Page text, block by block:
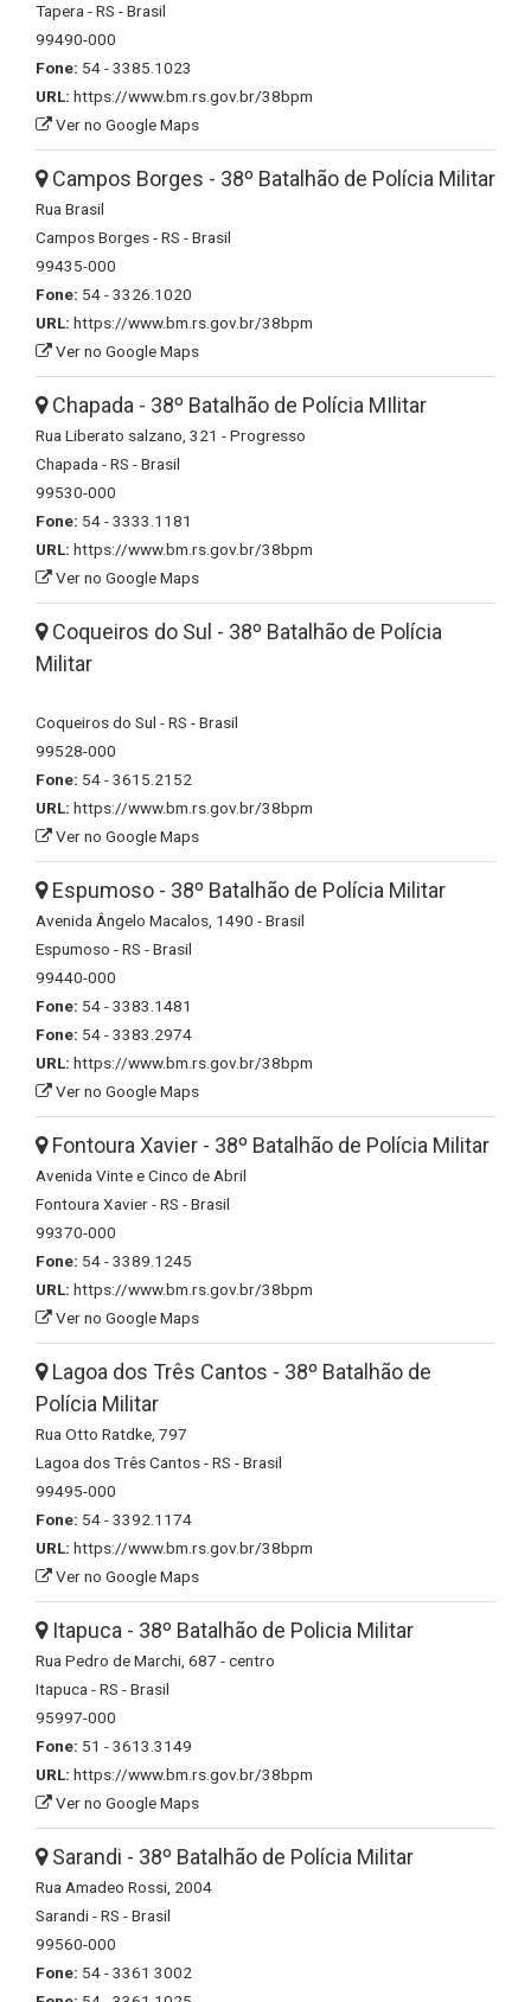
Tapera - RS - Brasil
99490-000
Fone: 54 - 3385.1023
URL: https://www.bm.rs.gov.br/38bpm
Ver no Google Maps
Campos Borges - 38º Batalhão de Polícia Militar
Rua Brasil
Campos Borges - RS - Brasil
99435-000
Fone: 54 - 3326.1020
URL: https://www.bm.rs.gov.br/38bpm
Ver no Google Maps
Chapada - 38º Batalhão de Polícia MIlitar
Rua Liberato salzano, 321 - Progresso
Chapada - RS - Brasil
99530-000
Fone: 54 - 3333.1181
URL: https://www.bm.rs.gov.br/38bpm
Ver no Google Maps
Coqueiros do Sul - 38º Batalhão de Polícia
Militar
Coqueiros do Sul - RS - Brasil
99528-000
Fone: 54 - 3615.2152
URL: https://www.bm.rs.gov.br/38bpm
Ver no Google Maps
Espumoso - 38º Batalhão de Polícia Militar
Avenida Ângelo Macalos, 1490 - Brasil
Espumoso - RS - Brasil
99440-000
Fone: 54 - 3383.1481
Fone: 54 - 3383.2974
URL: https://www.bm.rs.gov.br/38bpm
Ver no Google Maps
Fontoura Xavier - 38º Batalhão de Polícia Militar
Avenida Vinte e Cinco de Abril
Fontoura Xavier - RS - Brasil
99370-000
Fone: 54 - 3389.1245
URL: https://www.bm.rs.gov.br/38bpm
Ver no Google Maps
Lagoa dos Três Cantos - 38º Batalhão de
Polícia Militar
Rua Otto Ratdke, 797
Lagoa dos Três Cantos - RS - Brasil
99495-000
Fone: 54 - 3392.1174
URL: https://www.bm.rs.gov.br/38bpm
Ver no Google Maps
Itapuca - 38º Batalhão de Policia Militar
Rua Pedro de Marchi, 687 - centro
Itapuca - RS - Brasil
95997-000
Fone: 51 - 3613.3149
URL: https://www.bm.rs.gov.br/38bpm
Ver no Google Maps
Sarandi - 38º Batalhão de Polícia Militar
Rua Amadeo Rossi, 2004
Sarandi - RS - Brasil
99560-000
Fone: 54 - 3361 3002